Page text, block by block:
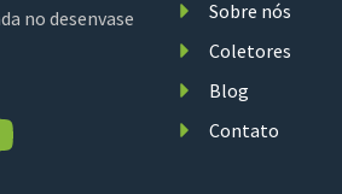
no desenvase
Sobre nós
Coletores
Blog
Contato